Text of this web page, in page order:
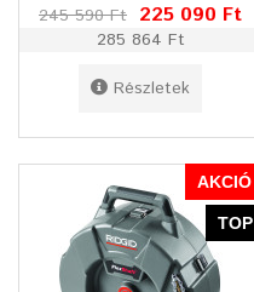
245 590 Ft 225 090 Ft
285 864 Ft
Részletek
AKCIÓ
TOP